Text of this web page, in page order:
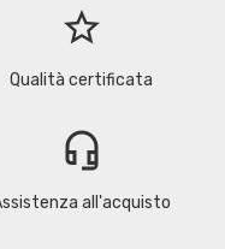
star_border
Qualità certificata
headset_mic
all'acquisto